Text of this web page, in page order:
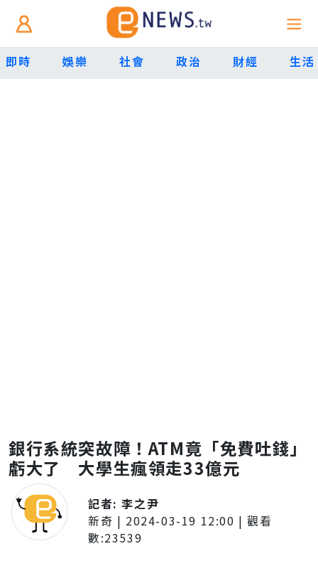
即時 娛樂 社會 政治 財經 生活
銀行系統突故障！ATM竟「免費吐錢」
虧大了 大學生瘋領走33億元
記者:李之尹
新奇 | 2024-03-19 12:00 | 觀看
數:23539